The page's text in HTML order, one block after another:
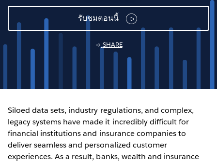
รับชมตอนนี้
SHARE
Siloed data sets, industry regulations, and complex,
legacy systems have made it incredibly difficult for
financial institutions and insurance companies to
deliver seamless and personalized customer
experiences. As a result, banks, wealth and insurance